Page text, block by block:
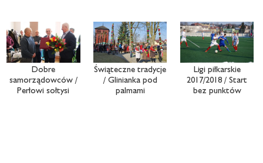
Dobre
samorządowców /
Perłowi sołtysi
Świąteczne tradycje
/ Glinianka pod
palmami
Ligi piłkarskie
2017/2018 / Start
bez punktów